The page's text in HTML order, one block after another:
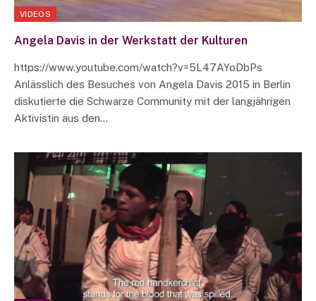
VIDEOS
Angela Davis in der Werkstatt der Kulturen
https://www.youtube.com/watch?v=5L47AYoDbPs
Anlässlich des Besuches von Angela Davis 2015 in Berlin
diskutierte die Schwarze Community mit der langjährigen
Aktivistin aus den…